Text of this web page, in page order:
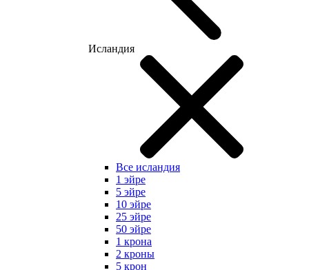
Исландия
Все исландия
1 эйре
5 эйре
10 эйре
25 эйре
50 эйре
1 крона
2 кроны
5 крон